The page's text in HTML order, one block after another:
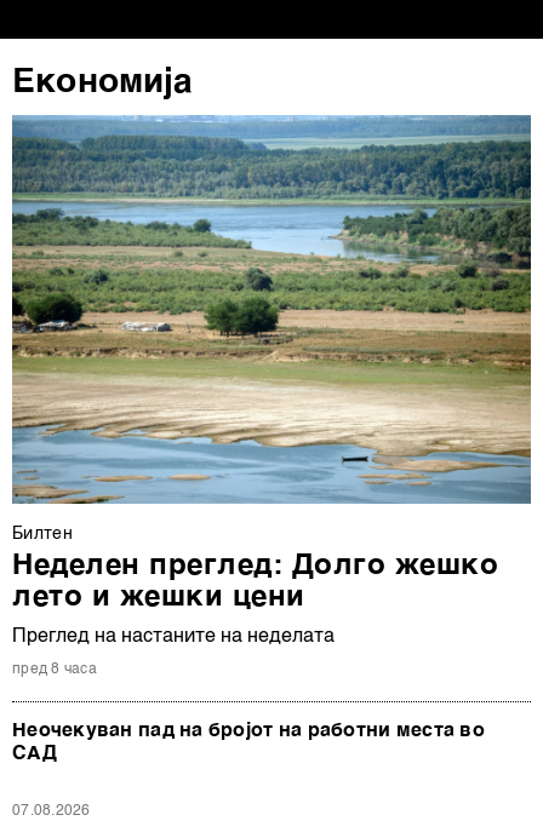
Економија
Билтен
Неделен преглед: Долго жешко
лето и жешки цени
Преглед на настаните на неделата
пред 8 часа
Неочекуван пад на бројот на работни места во
САД
07.08.2026